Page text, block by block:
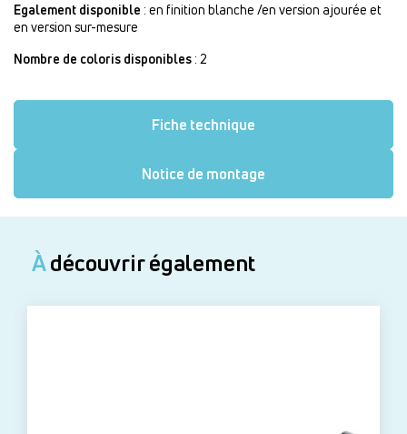
Egalement disponible : en finition blanche /en version ajourée et
en version sur-mesure
Nombre de coloris disponibles : 2
Fiche technique
Notice de montage
Àdécouvrir également